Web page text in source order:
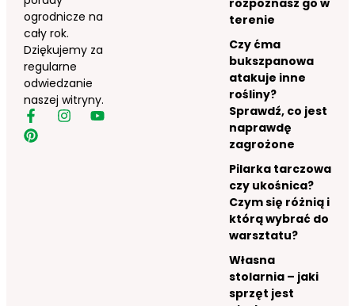
ogrodnicze na
cały rok.
Dziękujemy za
regularne
odwiedzanie
naszej witryny.
terenie
Czy ćma
bukszpanowa
atakuje inne
rośliny?
Sprawdź, co jest
naprawdę
zagrożone
Pilarka tarczowa
czy ukośnica?
Czym się różnią i
którą wybrać do
warsztatu?
Własna
stolarnia – jaki
sprzęt jest